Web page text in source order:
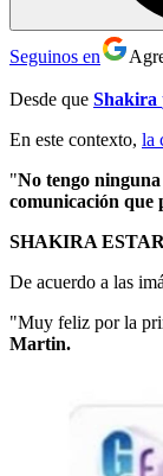
Seguinos en
Desde que Shakira
En este contexto, la
"No tengo
comunicación que
SHAKIRA
De acuerdo a las
"Muy feliz por la
Martin.